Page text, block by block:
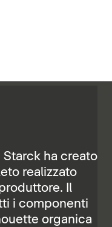
ha creato
realizzato
Il
i componenti
organica